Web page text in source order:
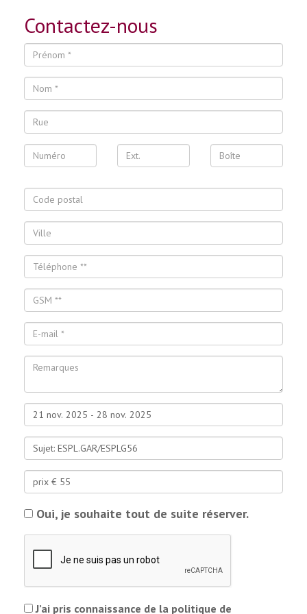
Contactez-nous
Oui, je souhaite tout de suite réserver.
J’ai pris connaissance de la politique de